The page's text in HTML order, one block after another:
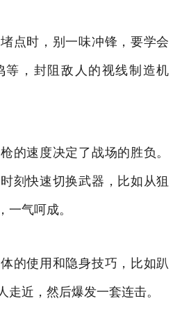
点时，别一味冲锋，要学会
等，封阻敌人的视线制造机
的速度决定了战场的胜负。
刻快速切换武器，比如从狙
一气呵成。
的使用和隐身技巧，比如趴
走近，然后爆发一套连击。